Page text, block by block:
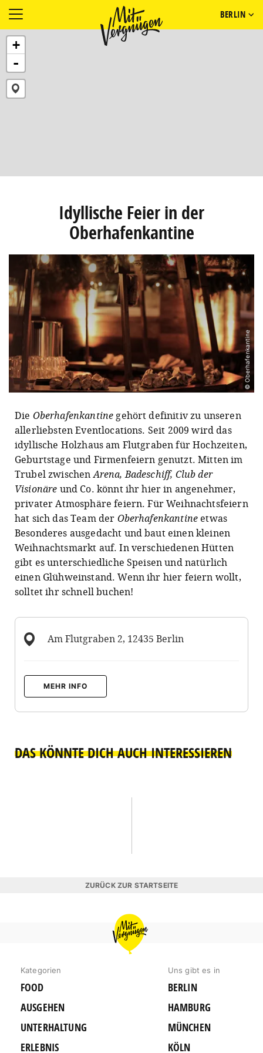
BERLIN
+
-
Idyllische Feier in der
Oberhafenkantine
© Oberhafenkantine
Die Oberhafenkantinegehört definitiv zu unseren
allerliebsten Eventlocations. Seit 2009 wird das
idyllische Holzhaus am Flutgraben für Hochzeiten,
Geburtstage und Firmenfeiern genutzt. Mitten im
Trubel zwischenArena, Badeschiff, Club der
Visionäre und Co. könnt ihr hier in angenehmer,
privater Atmosphäre feiern. Für Weihnachtsfeiern
hat sich das Team der Oberhafenkantine etwas
Besonderes ausgedacht und baut einen kleinen
Weihnachtsmarkt auf. In verschiedenen Hütten
gibt es unterschiedliche Speisen und natürlich
einen Glühweinstand. Wenn ihr hier feiern wollt,
solltet ihr schnell buchen!
Am Flutgraben 2, 12435 Berlin
MEHR INFO
DAS KÖNNTE DICH AUCH INTERESSIEREN
ZURÜCK ZUR STARTSEITE
MIT
VERGNÜGEN
BERLIN
Kategorien
FOOD
AUSGEHEN
UNTERHALTUNG
ERLEBNIS
Uns gibt es in
BERLIN
HAMBURG
MÜNCHEN
KÖLN